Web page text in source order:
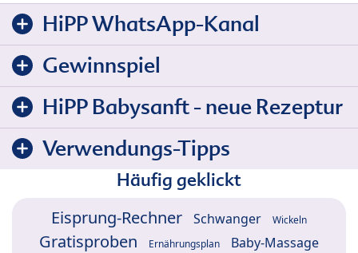
HiPP WhatsApp-Kanal
Gewinnspiel
HiPP Babysanft - neue Rezeptur
Verwendungs-Tipps
Häufig geklickt
Eisprung-Rechner Schwanger Wickeln
Gratisproben Ernährungsplan Baby-Massage